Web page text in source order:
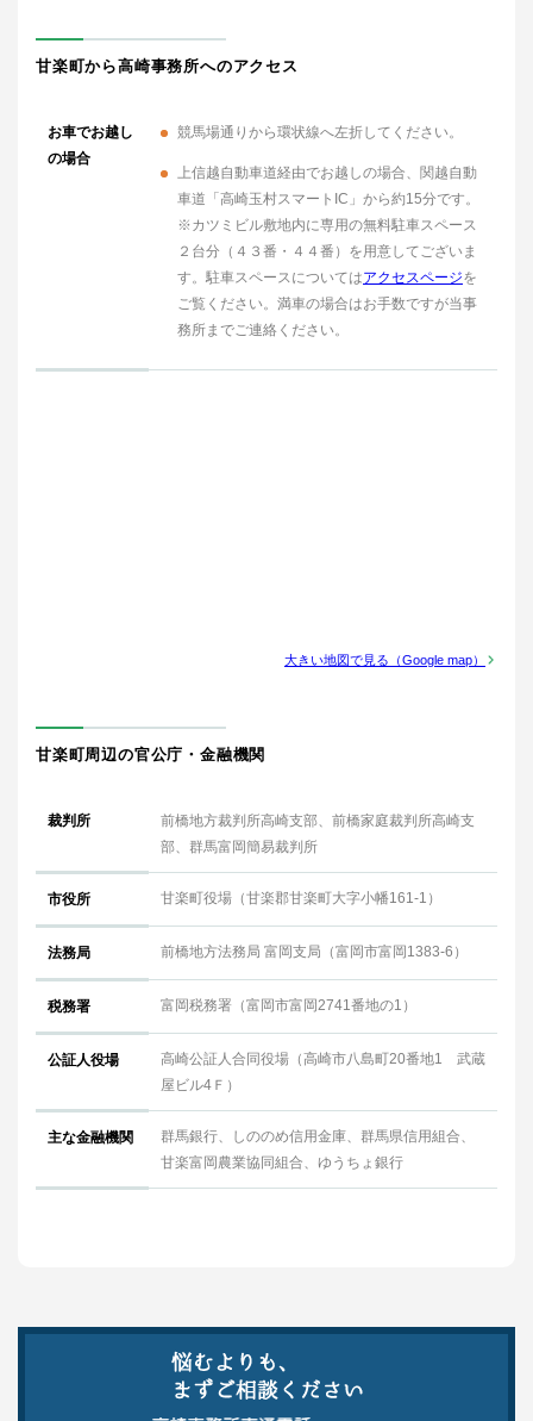
甘楽町から高崎事務所へのアクセス
お車でお越し
の場合
競馬場通りから環状線へ左折してください。
上信越自動車道経由でお越しの場合、関越自動
車道「高崎玉村スマートIC」から約15分です。
※カツミビル敷地内に専用の無料駐車スペース
２台分（４３番・４４番）を用意してございま
す。駐車スペースについてはアクセスページを
ご覧ください。満車の場合はお手数ですが当事
務所までご連絡ください。
大きい地図で見る（Google map）
甘楽町周辺の官公庁・金融機関
裁判所
前橋地方裁判所高崎支部、前橋家庭裁判所高崎支
部、群馬富岡簡易裁判所
市役所 甘楽町役場（甘楽郡甘楽町大字小幡161-1）
法務局 前橋地方法務局 富岡支局（富岡市富岡1383-6）
税務署 富岡税務署（富岡市富岡2741番地の1）
公証人役場
高崎公証人合同役場（高崎市八島町20番地1 武蔵
屋ビル4Ｆ）
主な金融機関
群馬銀行、しののめ信用金庫、群馬県信用組合、
甘楽富岡農業協同組合、ゆうちょ銀行